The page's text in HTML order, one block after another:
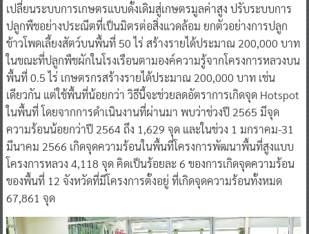
เปลี่ยนระบบการเกษตรแบบดั้งเดิมสู่เกษตรมูลค่าสูง ปรับระบบการ
ปลูกพืชอย่างประณีตที่เป็นมิตรต่อสิ่งแวดล้อม ยกตัวอย่างการปลูก
ข้าวโพดเลี้ยงสัตว์บนพื้นที่ 50 ไร่ สร้างรายได้ประมาณ 200,000 บาท
ในขณะที่ปลูกพืชผักในโรงเรือนตามองค์ความรู้จากโครงการหลวงบน
พื้นที่ 0.5 ไร่ เกษตรกรสร้างรายได้ประมาณ 200,000 บาท เช่น
เดียวกัน แต่ใช้พื้นที่น้อยกว่า วิธีนี้จะช่วยลดอัตราการเกิดจุด Hotspot
ในพื้นที่ โดยจากการดำเนินงานที่ผ่านมา พบว่าช่วงปี 2565 มีจุด
ความร้อนน้อยกว่าปี 2564 ถึง 1,629 จุด และในช่วง 1 มกราคม-31
มีนาคม 2566 เกิดจุดความร้อนในพื้นที่โครงการพัฒนาพื้นที่สูงแบบ
โครงการหลวง 4,118 จุด คิดเป็นร้อยละ 6 ของการเกิดจุดความร้อน
ของพื้นที่ 12 จังหวัดที่มีโครงการตั้งอยู่ ที่เกิดจุดความร้อนทั้งหมด
67,861 จุด